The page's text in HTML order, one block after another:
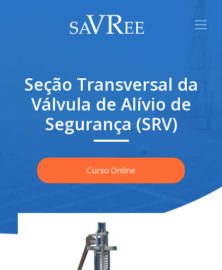
Seção Transversal da
Válvula de Alívio de
Segurança (SRV)
Curso Online